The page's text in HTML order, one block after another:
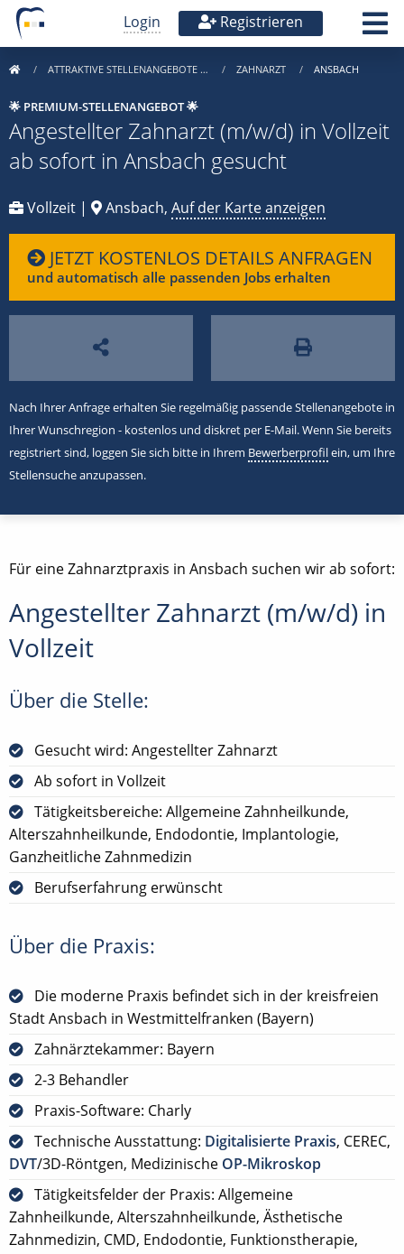
Login Registrieren
ATTRAKTIVE STELLENANGEBOTE … ZAHNARZT ANSBACH
🌟 PREMIUM-STELLENANGEBOT 🌟
Angestellter Zahnarzt (m/w/d) in Vollzeit
ab sofort in Ansbach gesucht
Vollzeit | Ansbach, Auf der Karte anzeigen
JETZT KOSTENLOS DETAILS ANFRAGEN
und automatisch alle passenden Jobs erhalten
Nach Ihrer Anfrage erhalten Sie regelmäßig passende Stellenangebote in
Ihrer Wunschregion - kostenlos und diskret per E-Mail. Wenn Sie bereits
registriert sind, loggen Sie sich bitte in Ihrem Bewerberprofilein, um Ihre
Stellensuche anzupassen.
Für eine Zahnarztpraxis in Ansbach suchen wir ab sofort:
Angestellter Zahnarzt (m/w/d) in
Vollzeit
Über die Stelle:
Gesucht wird: Angestellter Zahnarzt
Ab sofort in Vollzeit
Tätigkeitsbereiche: Allgemeine Zahnheilkunde,
Alterszahnheilkunde, Endodontie, Implantologie,
Ganzheitliche Zahnmedizin
Berufserfahrung erwünscht
Über die Praxis:
Die moderne Praxis befindet sich in der kreisfreien
Stadt Ansbach in Westmittelfranken (Bayern)
Zahnärztekammer: Bayern
2-3 Behandler
Praxis-Software: Charly
Technische Ausstattung: Digitalisierte Praxis, CEREC,
DVT/3D-Röntgen, Medizinische OP-Mikroskop
Tätigkeitsfelder der Praxis: Allgemeine
Zahnheilkunde, Alterszahnheilkunde, Ästhetische
Zahnmedizin, CMD, Endodontie, Funktionstherapie,